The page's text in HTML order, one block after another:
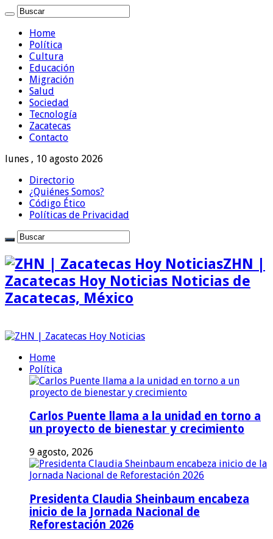
Home
Política
Cultura
Educación
Migración
Salud
Sociedad
Tecnología
Zacatecas
Contacto
lunes , 10 agosto 2026
Directorio
¿Quiénes Somos?
Código Ético
Políticas de Privacidad
ZHN |
Zacatecas Hoy Noticias Noticias de
Zacatecas, México
Home
Política
Carlos Puente llama a la unidad en torno a
un proyecto de bienestar y crecimiento
9 agosto, 2026
Presidenta Claudia Sheinbaum encabeza
inicio de la Jornada Nacional de
Reforestación 2026